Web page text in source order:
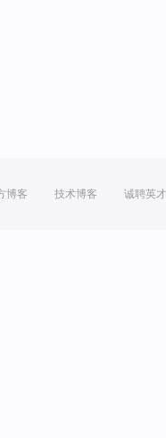
博客 技术博客 诚聘英才